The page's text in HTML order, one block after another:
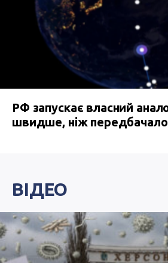
РФ запускає власний
швидше, ніж
ВІДЕО